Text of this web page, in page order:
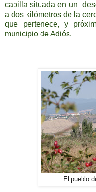
capilla situada en un
a dos kilómetros de la
que pertenece, y
municipio de Adiós.
El pueblo